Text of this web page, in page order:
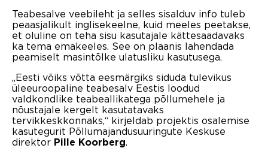
Teabesalve veebileht ja selles sisalduv info tuleb
peaasjalikult inglisekeelne, kuid meeles peetakse,
et oluline on teha sisu kasutajale kättesaadavaks
ka tema emakeeles. See on plaanis lahendada
peamiselt masintõlke ulatusliku kasutusega.
„Eesti võiks võtta eesmärgiks siduda tulevikus
üleeuroopaline teabesalv Eestis loodud
valdkondlike teabeallikatega põllumehele ja
nõustajale kergelt kasutatavaks
tervikkeskkonnaks,“ kirjeldab projektis osalemise
kasutegurit Põllumajandusuuringute Keskuse
direktor Pille Koorberg.